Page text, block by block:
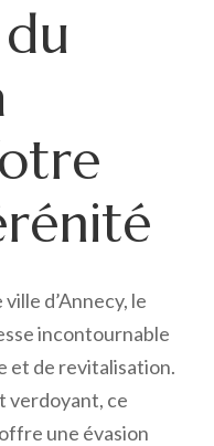
d’Annecy, le
incontournable
et de revitalisation.
verdoyant, ce
une évasion